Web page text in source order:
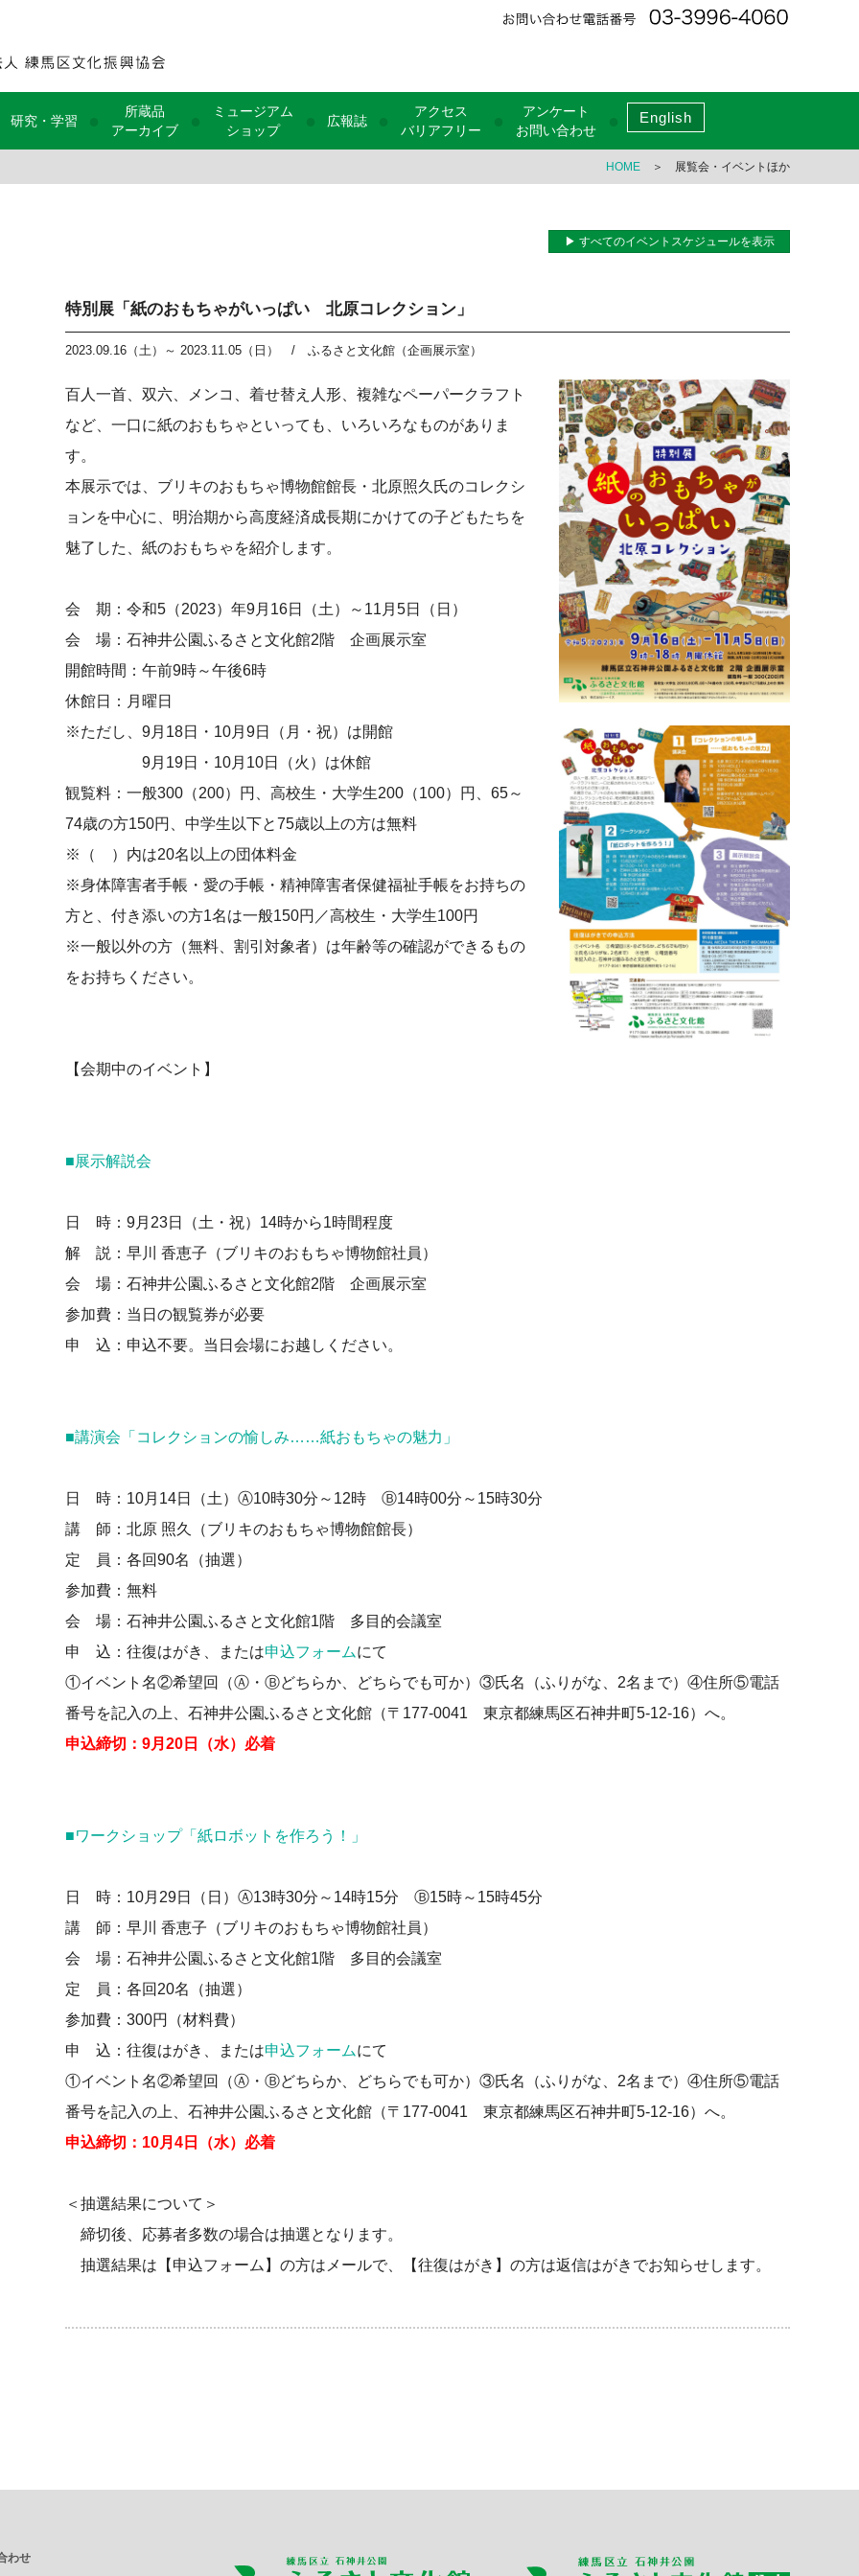
研究・学習
所蔵品
アーカイブ
ミュージアム
ショップ
広報誌
アクセス
バリアフリー
アンケート
お問い合わせ
English
HOME ＞ 展覧会・イベントほか
▶ すべてのイベントスケジュールを表示
特別展「紙のおもちゃがいっぱい 北原コレクション」
2023.09.16（土）～ 2023.11.05（日） / ふるさと文化館（企画展示室）
百人一首、双六、メンコ、着せ替え人形、複雑なペーパークラフト
など、一口に紙のおもちゃといっても、いろいろなものがありま
す。
本展示では、ブリキのおもちゃ博物館館長・北原照久氏のコレクシ
ョンを中心に、明治期から高度経済成長期にかけての子どもたちを
魅了した、紙のおもちゃを紹介します。
会 期：令和5（2023）年9月16日（土）～11月5日（日）
会 場：石神井公園ふるさと文化館2階 企画展示室
開館時間：午前9時～午後6時
休館日：月曜日
※ただし、9月18日・10月9日（月・祝）は開館
9月19日・10月10日（火）は休館
観覧料：一般300（200）円、高校生・大学生200（100）円、65～
74歳の方150円、中学生以下と75歳以上の方は無料
※（ ）内は20名以上の団体料金
※身体障害者手帳・愛の手帳・精神障害者保健福祉手帳をお持ちの
方と、付き添いの方1名は一般150円／高校生・大学生100円
※一般以外の方（無料、割引対象者）は年齢等の確認ができるもの
をお持ちください。
【会期中のイベント】
■展示解説会
日 時：9月23日（土・祝）14時から1時間程度
解 説：早川 香恵子（ブリキのおもちゃ博物館社員）
会 場：石神井公園ふるさと文化館2階 企画展示室
参加費：当日の観覧券が必要
申 込：申込不要。当日会場にお越しください。
■講演会「コレクションの愉しみ……紙おもちゃの魅力」
日 時：10月14日（土）Ⓐ10時30分～12時 Ⓑ14時00分～15時30分
講 師：北原 照久（ブリキのおもちゃ博物館館長）
定 員：各回90名（抽選）
参加費：無料
会 場：石神井公園ふるさと文化館1階 多目的会議室
申 込：往復はがき、または申込フォームにて
①イベント名②希望回（Ⓐ・Ⓑどちらか、どちらでも可か）③氏名（ふりがな、2名まで）④住所⑤電話
番号を記入の上、石神井公園ふるさと文化館（〒177-0041 東京都練馬区石神井町5-12-16）へ。
申込締切：9月20日（水）必着
■ワークショップ「紙ロボットを作ろう！」
日 時：10月29日（日）Ⓐ13時30分～14時15分 Ⓑ15時～15時45分
講 師：早川 香恵子（ブリキのおもちゃ博物館社員）
会 場：石神井公園ふるさと文化館1階 多目的会議室
定 員：各回20名（抽選）
参加費：300円（材料費）
申 込：往復はがき、または申込フォームにて
①イベント名②希望回（Ⓐ・Ⓑどちらか、どちらでも可か）③氏名（ふりがな、2名まで）④住所⑤電話
番号を記入の上、石神井公園ふるさと文化館（〒177-0041 東京都練馬区石神井町5-12-16）へ。
申込締切：10月4日（水）必着
＜抽選結果について＞
締切後、応募者多数の場合は抽選となります。
抽選結果は【申込フォーム】の方はメールで、【往復はがき】の方は返信はがきでお知らせします。
わせ